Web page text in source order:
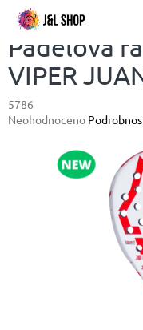
Přejít
obsah
Padelová
VIPER
5786
Průměrné
Neohodnoceno